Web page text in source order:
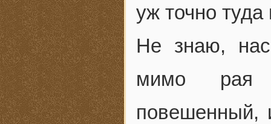
уж точно туда
Не знаю,
мимо рая
повешенный,